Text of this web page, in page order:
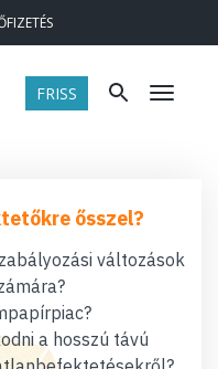
FRISS Menü
ősszel?
változások
a hosszú távú